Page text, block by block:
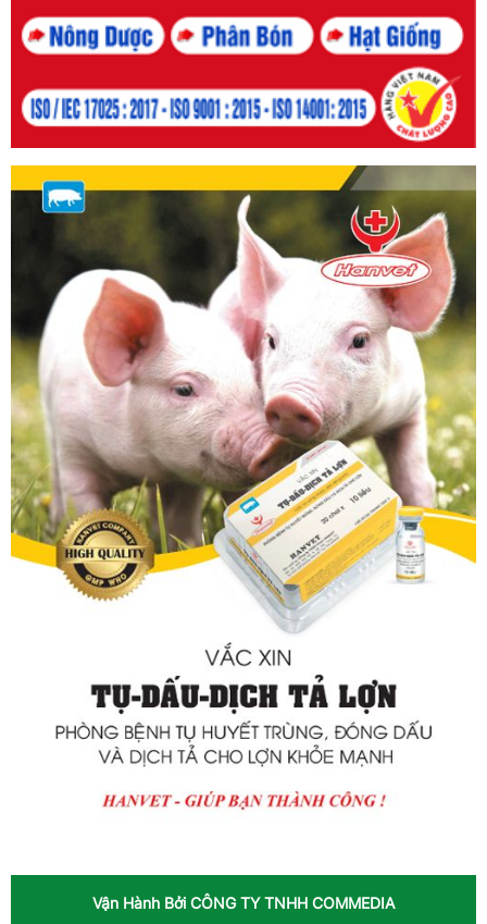
Vận Hành Bởi CÔNG TY TNHH COMMEDIA